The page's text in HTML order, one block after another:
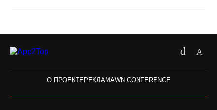
О ПРОЕКТЕРЕКЛАМАWN CONFERENCE